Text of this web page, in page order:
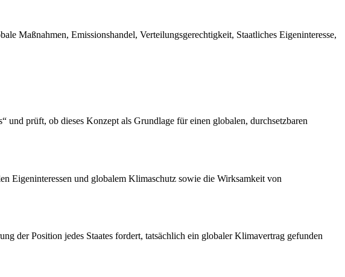
Maßnahmen, Emissionshandel, Verteilungsgerechtigkeit, Staatliches Eigeninteresse,
und prüft, ob dieses Konzept als Grundlage für einen globalen, durchsetzbaren
Eigeninteressen und globalem Klimaschutz sowie die Wirksamkeit von
der Position jedes Staates fordert, tatsächlich ein globaler Klimavertrag gefunden